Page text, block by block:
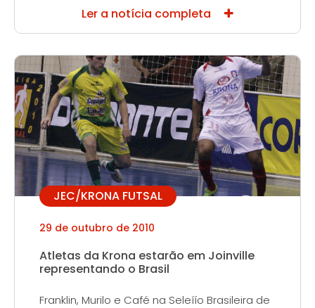
Ler a notícia completa
JEC/KRONA FUTSAL
29 de outubro de 2010
Atletas da Krona estarão em Joinville
representando o Brasil
Franklin, Murilo e Café na Seleíío Brasileira de